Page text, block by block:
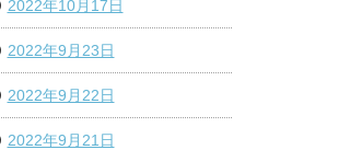
2022年10月17日
2022年9月23日
2022年9月22日
2022年9月21日